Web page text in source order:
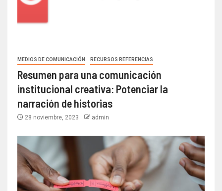
MEDIOS DE COMUNICACIÓN RECURSOS REFERENCIAS
Resumen para una comunicación
institucional creativa: Potenciar la
narración de historias
28 noviembre, 2023 admin